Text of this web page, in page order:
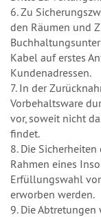
6. Zu
den Räumen und
Kabel auf erstes
Kundenadressen.
7. In der
Vorbehaltsware
vor, soweit nicht
findet.
8. Die
Rahmen eines
Erfüllungswahl
erworben werden.
9. Die